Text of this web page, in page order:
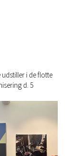
udstiller i de flotte
d. 5